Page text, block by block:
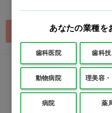
買い物カゴ
あなたの業種を
歯科医院 歯科
動物病院 理美容
病院 薬